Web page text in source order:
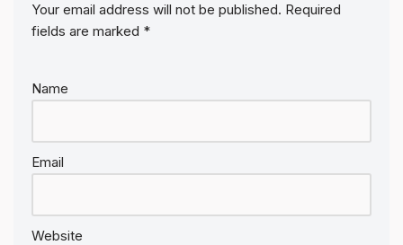
Your email address will not be published. Required
fields are marked *
Name
Email
Website